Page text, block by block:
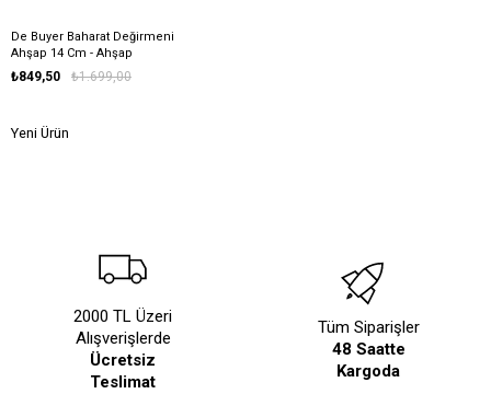
De Buyer Baharat Değirmeni
Ahşap 14 Cm - Ahşap
₺849,50 ₺1.699,00
Yeni Ürün
2000 TL Üzeri
Alışverişlerde
Ücretsiz
Teslimat
Tüm Siparişler
48 Saatte
Kargoda